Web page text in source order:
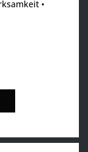
•
• aufklappbare